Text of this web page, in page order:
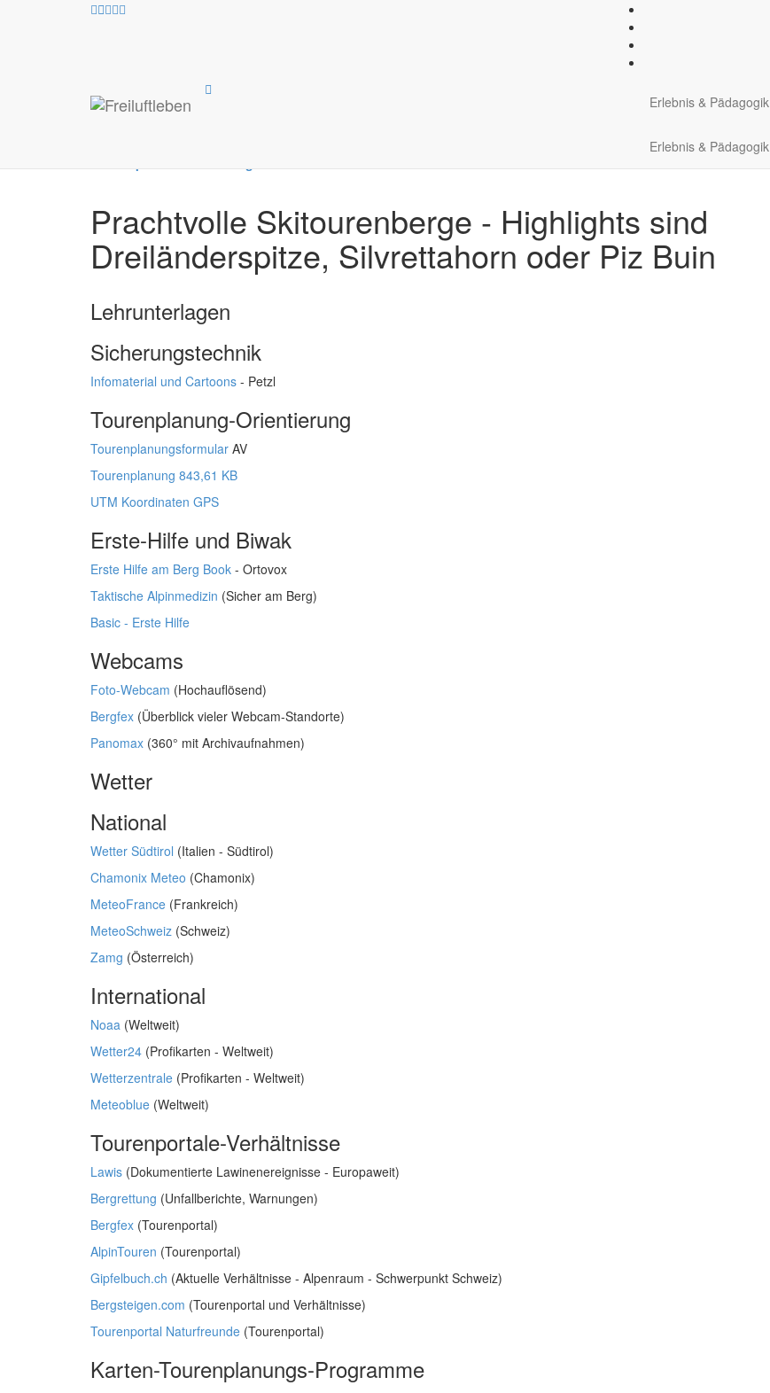
Erlebnis & Pädagogik
Erlebnis & Pädagogik
Natur und Umwelt
Prachtvolle Skitourenberge - Highlights sind
Dreiländerspitze, Silvrettahorn oder Piz Buin
Lehrunterlagen
Sicherungstechnik
Infomaterial und Cartoons - Petzl
Tourenplanung-Orientierung
Tourenplanungsformular AV
Tourenplanung 843,61 KB
UTM Koordinaten GPS
Erste-Hilfe und Biwak
Erste Hilfe am Berg Book - Ortovox
Taktische Alpinmedizin (Sicher am Berg)
Basic - Erste Hilfe
Webcams
Foto-Webcam (Hochauflösend)
Bergfex (Überblick vieler Webcam-Standorte)
Panomax (360° mit Archivaufnahmen)
Wetter
National
Wetter Südtirol (Italien - Südtirol)
Chamonix Meteo (Chamonix)
MeteoFrance (Frankreich)
MeteoSchweiz (Schweiz)
Zamg (Österreich)
International
Noaa (Weltweit)
Wetter24 (Profikarten - Weltweit)
Wetterzentrale (Profikarten - Weltweit)
Meteoblue (Weltweit)
Tourenportale-Verhältnisse
Lawis (Dokumentierte Lawinenereignisse - Europaweit)
Bergrettung (Unfallberichte, Warnungen)
Bergfex (Tourenportal)
AlpinTouren (Tourenportal)
Gipfelbuch.ch (Aktuelle Verhältnisse - Alpenraum - Schwerpunkt Schweiz)
Bergsteigen.com (Tourenportal und Verhältnisse)
Tourenportal Naturfreunde (Tourenportal)
Karten-Tourenplanungs-Programme